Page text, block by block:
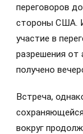
переговоров
стороны США.
участие в
разрешения от
получено
Встреча,
вокруг